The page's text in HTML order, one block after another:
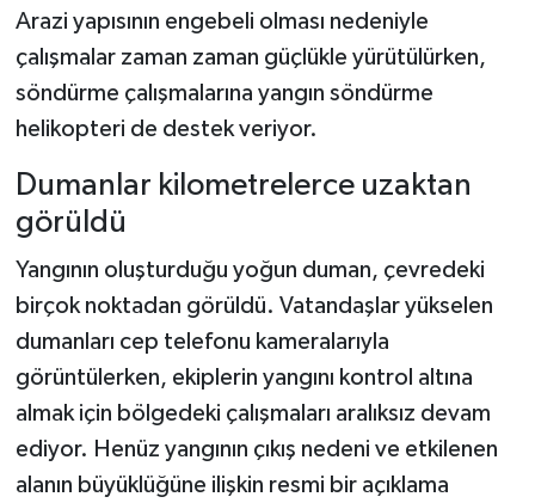
Arazi yapısının engebeli olması nedeniyle
çalışmalar zaman zaman güçlükle yürütülürken,
söndürme çalışmalarına yangın söndürme
helikopteri de destek veriyor.
Dumanlar kilometrelerce uzaktan
görüldü
Yangının oluşturduğu yoğun duman, çevredeki
birçok noktadan görüldü. Vatandaşlar yükselen
dumanları cep telefonu kameralarıyla
görüntülerken, ekiplerin yangını kontrol altına
almak için bölgedeki çalışmaları aralıksız devam
ediyor. Henüz yangının çıkış nedeni ve etkilenen
alanın büyüklüğüne ilişkin resmi bir açıklama